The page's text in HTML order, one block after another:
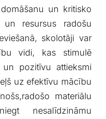
‍un ⁤kritisko
un resursus radošu
skolotāji var
vidi, kas stimulē
pozitīvu attieksmi
‌uz efektīvu mācību
materiālu
nesalīdzināmu